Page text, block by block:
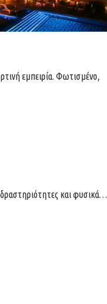
εμπειρία. Φωτισμένο,
δραστηριότητες και φυσικά…